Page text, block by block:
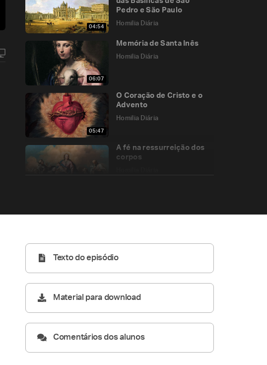
04:54
Pedro e São Paulo
Homilia Diária
06:07
Memória de Santa Inês
Homilia Diária
05:47
O Coração de Cristo e o
Advento
Homilia Diária
A fé na ressurreição dos
corpos
Texto do episódio
Material para download
Comentários dos alunos